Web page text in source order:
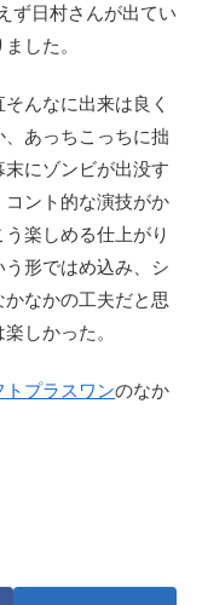
ず日村さんが出てい
した。
んなに出来は良く
あっちこっちに拙
にゾンビが出没す
ント的な演技がか
楽しめる仕上がり
う形ではめ込み、シ
なかの工夫だと思
しかった。
トプラスワンのなか